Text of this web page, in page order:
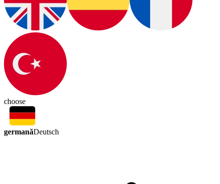
choose
germanăDeutsch